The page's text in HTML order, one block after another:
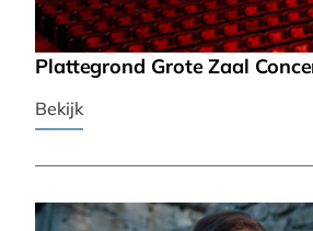
Plattegrond Grote Zaal
Bekijk